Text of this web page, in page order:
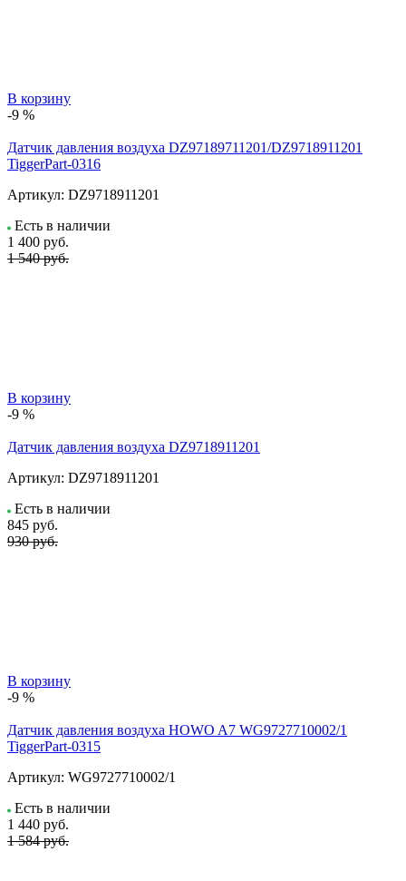
В корзину
-9 %
Датчик давления воздуха DZ97189711201/DZ9718911201
TiggerPart-0316
Артикул: DZ9718911201
Есть в наличии
1 400 руб.
1 540 руб.
В корзину
-9 %
Датчик давления воздуха DZ9718911201
Артикул: DZ9718911201
Есть в наличии
845 руб.
930 руб.
В корзину
-9 %
Датчик давления воздуха HOWO A7 WG9727710002/1
TiggerPart-0315
Артикул: WG9727710002/1
Есть в наличии
1 440 руб.
1 584 руб.